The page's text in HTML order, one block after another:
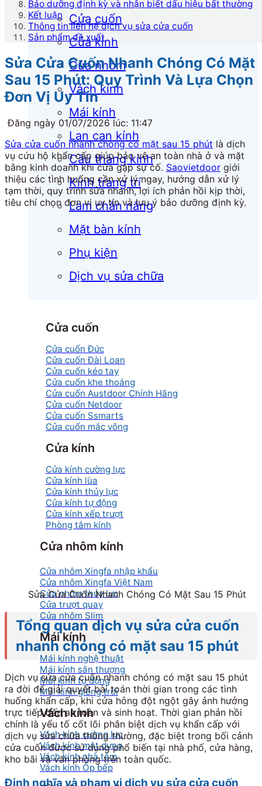
Cửa cuốn
Cửa kính
Cửa nhôm
Vách kính
Mái kính
Lan can kính
Cầu thang kính
Kính trang trí
Lam chắn nắng
Mặt bàn kính
Phụ kiện
Dịch vụ sửa chữa
Cửa cuốn
Cửa cuốn Đức
Cửa cuốn Đài Loan
Cửa cuốn kéo tay
Cửa cuốn khe thoáng
Cửa cuốn Austdoor Chính Hãng
Cửa cuốn Netdoor
Cửa cuốn Ssmarts
Cửa cuốn mắc võng
Cửa kính
Cửa kính cường lực
Cửa kính lùa
Cửa kính thủy lực
Cửa kính tự động
Cửa kính xếp trượt
Phòng tắm kính
Cửa nhôm kính
Cửa nhôm Xingfa nhập khẩu
Cửa nhôm Xingfa Việt Nam
Cửa nhôm thủy lực
Cửa trượt quay
Cửa nhôm Slim
Mái kính
Mái kính nghệ thuật
Mái kính sân thượng
Mái kính tự động
Mái kính giếng trời
Vách kính
Vách kính cường lực
Vách kính mặt dựng
Vách kính nhà tắm
Vách kính Ốp bếp
Bảo dưỡng định kỳ và nhận biết dấu hiệu bất thường
Kết luận
Thông tin liên hệ dịch vụ sửa cửa cuốn
Sản phẩm đề xuất
Sửa Cửa Cuốn Nhanh Chóng Có Mặt
Sau 15 Phút: Quy Trình Và Lựa Chọn
Đơn Vị Uy Tín
Đăng ngày 01/07/2026 lúc: 11:47
Sửa cửa cuốn nhanh chóng có mặt sau 15 phút là dịch
vụ cứu hộ khẩn cấp giúp bảo vệ an toàn nhà ở và mặt
bằng kinh doanh khi cửa gặp sự cố. Saovietdoor giới
thiệu các tình huống cần xử lý ngay, hướng dẫn xử lý
tạm thời, quy trình sửa nhanh, lợi ích phản hồi kịp thời,
tiêu chí chọn đơn vị uy tín và lưu ý bảo dưỡng định kỳ.
Sửa Cửa Cuốn Nhanh Chóng Có Mặt Sau 15 Phút
Tổng quan dịch vụ sửa cửa cuốn
nhanh chóng có mặt sau 15 phút
Dịch vụ sửa cửa cuốn nhanh chóng có mặt sau 15 phút
ra đời để giải quyết bài toán thời gian trong các tình
huống khẩn cấp, khi cửa hỏng đột ngột gây ảnh hưởng
trực tiếp đến an toàn và sinh hoạt. Thời gian phản hồi
chính là yếu tố cốt lõi phân biệt dịch vụ khẩn cấp với
dịch vụ sửa chữa thông thường, đặc biệt trong bối cảnh
cửa cuốn được sử dụng phổ biến tại nhà phố, cửa hàng,
kho bãi và văn phòng trên toàn quốc.
Định nghĩa và phạm vi dịch vụ sửa cửa cuốn